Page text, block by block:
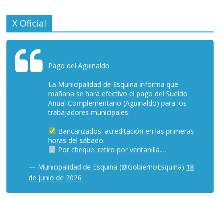
X Oficial
Pago del Aguinaldo
La Municipalidad de Esquina informa que
mañana se hará efectivo el pago del Sueldo
Anual Complementario (Aguinaldo) para los
trabajadores municipales.
Bancarizados: acreditación en las primeras
horas del sábado.
Por cheque: retiro por ventanilla.…
— Municipalidad de Esquina (@GobiernoEsquina) 18
de junio de 2026